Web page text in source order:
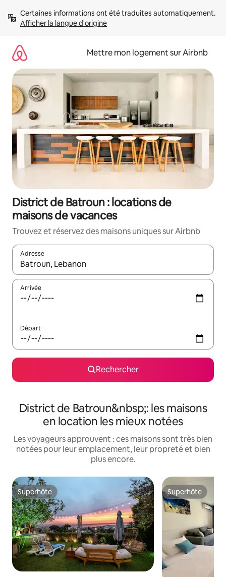
directement
Afficher la langue d'origine
Mettre mon logement sur Airbnb
District de Batroun : locations de
maisons de vacances
Trouvez et réservez des maisons uniques sur Airbnb
Adresse
Lorsque les résultats s'affichent, utilisez les flèches vers le
Arrivée
Départ
Rechercher
District de Batroun&nbsp;: les maisons
en location les mieux notées
Les voyageurs approuvent : ces maisons sont très bien
notées pour leur emplacement, leur propreté et bien
plus encore.
Superhôte
Superhôte Superhôte
Superhôte